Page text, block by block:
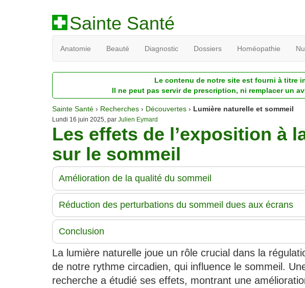
Sainte Santé
Anatomie Beauté Diagnostic Dossiers Homéopathie
Le contenu de notre site est fourni à titre
Il ne peut pas servir de prescription, ni remplacer un
Sainte Santé › Recherches › Découvertes › Lumière naturelle et sommeil
Lundi 16 juin 2025, par Julien Eymard
Les effets de l’exposition à
sur le sommeil
Amélioration de la qualité du sommeil
Réduction des perturbations du sommeil dues aux écrans
Conclusion
La lumière naturelle joue un rôle crucial dans la
de notre rythme circadien, qui influence le sommeil.
recherche a étudié ses effets, montrant une